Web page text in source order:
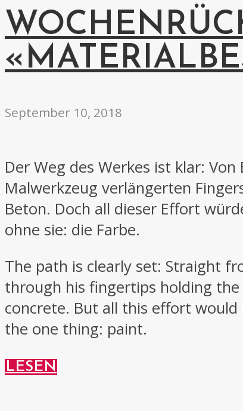
September 10, 2018
Der Weg des Werkes ist klar:
Malwerkzeug verlängerten
Beton. Doch all dieser Effort
ohne sie: die Farbe.
The path is clearly set: Straight
through his fingertips holding
concrete. But all this effort
the one thing: paint.
LESEN